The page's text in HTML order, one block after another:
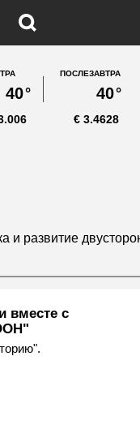
40°
ПОСЛЕЗАВТРА
40°
3.4628
€
и развитие
вместе с